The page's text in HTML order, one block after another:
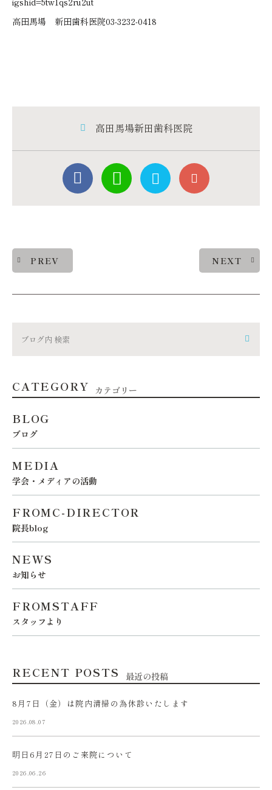
高田馬場 新田歯科医院03-3232-0418
高田馬場新田歯科医院
PREV NEXT
CATEGORY カテゴリー
BLOG
ブログ
MEDIA
学会・メディアの活動
FROMC-DIRECTOR
院長blog
NEWS
お知らせ
FROMSTAFF
スタッフより
RECENT POSTS 最近の投稿
8月7日（金）は院内清掃の為休診いたします
2026.08.07
明日6月27日のご来院について
2026.06.26